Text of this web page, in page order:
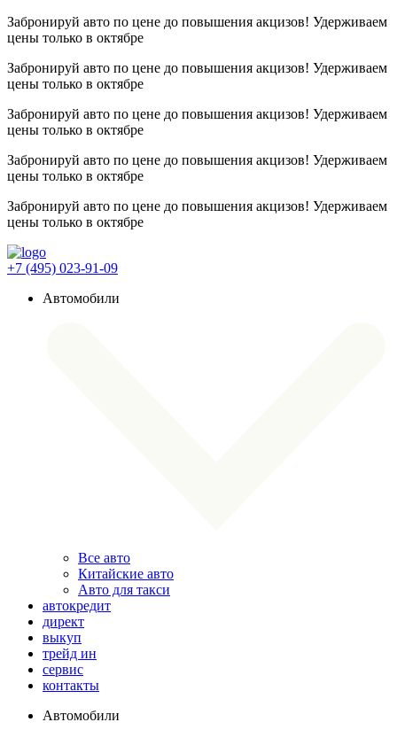
Забронируй авто по цене до повышения акцизов! Удерживаем
цены только в октябре
Забронируй авто по цене до повышения акцизов! Удерживаем
цены только в октябре
Забронируй авто по цене до повышения акцизов! Удерживаем
цены только в октябре
Забронируй авто по цене до повышения акцизов! Удерживаем
цены только в октябре
Забронируй авто по цене до повышения акцизов! Удерживаем
цены только в октябре
+7 (495) 023-91-09
Автомобили
Все авто
Китайские авто
Авто для такси
автокредит
директ
выкуп
трейд ин
сервис
контакты
Автомобили